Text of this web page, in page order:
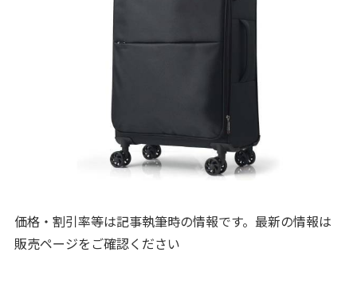
価格・割引率等は記事執筆時の情報です。最新の情報は
販売ページをご確認ください